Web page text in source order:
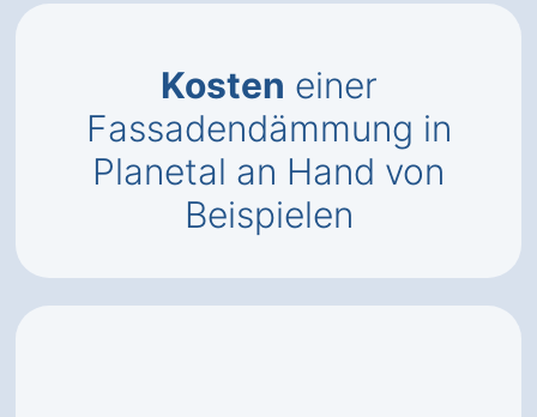
Kosten einer
Fassadendämmung in
Planetal an Hand von
Beispielen